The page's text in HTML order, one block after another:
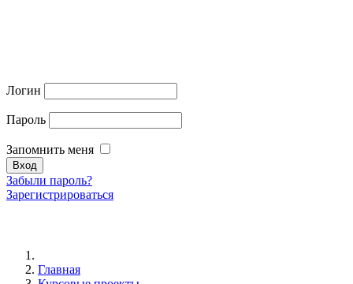
Логин
Пароль
Запомнить меня
Забыли пароль?
Зарегистрироваться
Главная